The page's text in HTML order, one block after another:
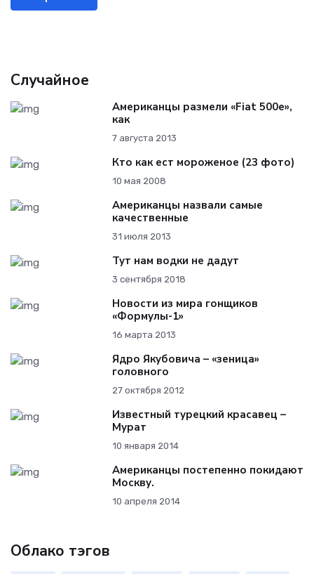
Случайное
Американцы размели «Fiat 500e»,
как
7 августа 2013
Кто как ест мороженое (23 фото)
10 мая 2008
Американцы назвали самые
качественные
31 июля 2013
Тут нам водки не дадут
3 сентября 2018
Новости из мира гонщиков
«Формулы-1»
16 марта 2013
Ядро Якубовича – «зеница»
головного
27 октября 2012
Известный турецкий красавец –
Мурат
10 января 2014
Американцы постепенно покидают
Москву.
10 апреля 2014
Облако тэгов